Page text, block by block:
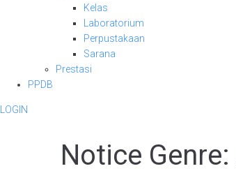
Kelas
Laboratorium
Perpustakaan
Sarana
Prestasi
PPDB
LOGIN
Notice Genre: